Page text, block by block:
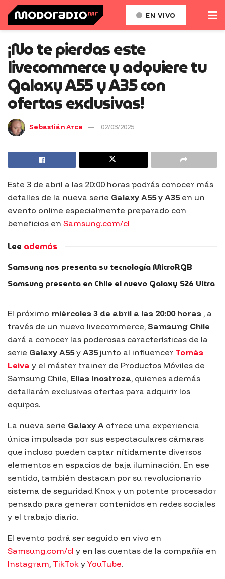
EN VIVO
¡No te pierdas este
livecommerce y adquiere tu
Galaxy A55 y A35 con
ofertas exclusivas!
Sebastián Arce 02/03/2025
Este 3 de abril a las 20:00 horas podrás conocer más
detalles de la nueva serie Galaxy A55 y A35en un
evento online especialmente preparado con
beneficios en Samsung.com/cl
Lee además
Samsung nos presenta su tecnología MicroRGB
Samsung presenta en Chile el nuevo Galaxy S26 Ultra
El próximo miércoles 3 de abril a las 20:00 horas , a
través de un nuevo livecommerce, Samsung Chile
dará a conocer las poderosas características de la
serie Galaxy A55y A35junto al influencer Tomás
Leiva y el máster trainer de Productos Móviles de
Samsung Chile, Elías Inostroza, quienes además
detallarán exclusivas ofertas para adquirir los
equipos.
La nueva serie Galaxy A ofrece una experiencia
única impulsada por sus espectaculares cámaras
que incluso pueden captar nítidamente diversos
elementos en espacios de baja iluminación. En ese
sentido, también destacan por su revolucionario
sistema de seguridad Knox y un potente procesador
pensado para generar contenidos en redes sociales
y el trabajo diario.
El evento podrá ser seguido en vivo en
Samsung.com/cl y en las cuentas de la compañía en
Instagram, TikTok y YouTube.